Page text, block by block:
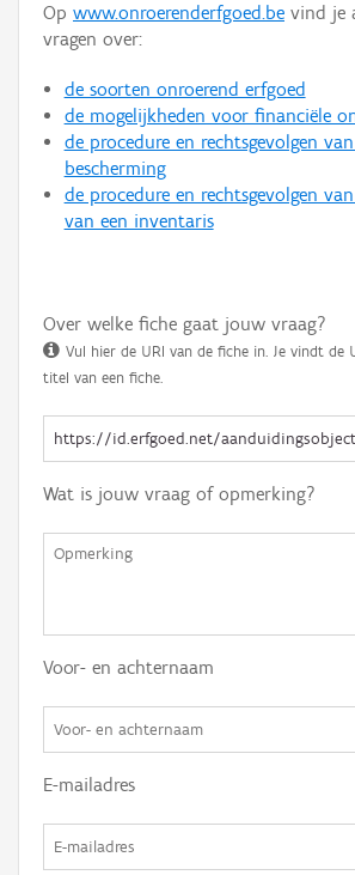
Op www.onroerenderfgoed.be vind je
vragen over:
de soorten onroerend erfgoed
de mogelijkheden voor financiële
de procedure en rechtsgevolgen
bescherming
de procedure en rechtsgevolgen
van een inventaris
Over welke fiche gaat jouw vraag?
Vul hier de URI van de fiche in. Je vindt de
titel van een fiche.
Wat is jouw vraag of opmerking?
Voor- en achternaam
E-mailadres